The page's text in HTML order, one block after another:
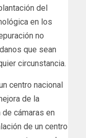
del
en los
no
que sean
circunstancia.
centro nacional
de la
cámaras en
de un centro